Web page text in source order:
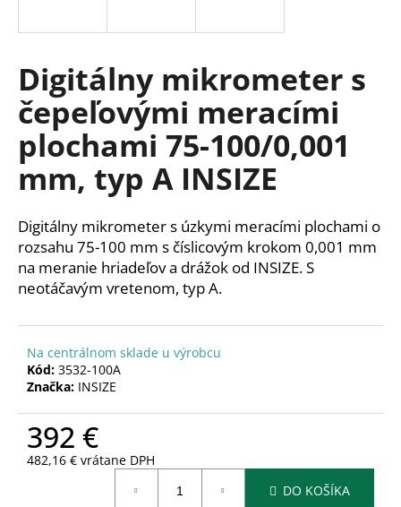
Digitálny mikrometer s
čepeľovými meracími
plochami 75-100/0,001
mm, typ A INSIZE
Digitálny mikrometer s úzkymi meracími plochami o
rozsahu 75-100 mm s číslicovým krokom 0,001 mm
na meranie hriadeľov a drážok od INSIZE.S
neotáčavým vretenom, typ A.
Na centrálnom sklade u výrobcu
Kód: 3532-100A
Značka: INSIZE
392 €
482,16 € vrátane DPH
DO KOŠÍKA
s
ť
?
O
p
o
ú
a
m
e